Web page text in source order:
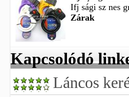
Ifj sági sz nes
Zárak
Kapcsolódó
Láncos